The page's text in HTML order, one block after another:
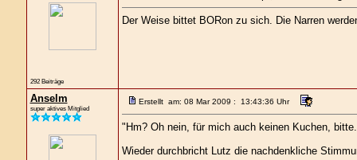
292 Beiträge
Der Weise bittet BORon zu sich. Die Narren
Anselm
super aktives Mitglied
Erstellt am: 08 Mar 2009 : 13:43:36 Uhr
"Hm? Oh nein, für mich auch keinen Kuchen,
Wieder durchbricht Lutz die nachdenkliche